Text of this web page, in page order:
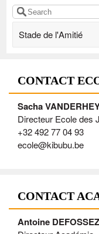
Stade de l'Amitié
CONTACT
Sacha
Directeur Ecole des
+32 492 77 04 93
ecole@kibubu.be
CONTACT
Antoine DEFOSSEZ